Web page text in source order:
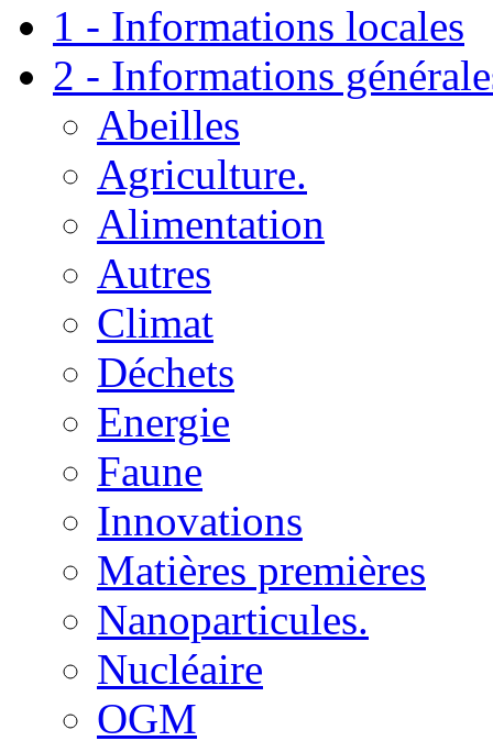
1 - Informations locales
2 - Informations
Abeilles
Agriculture.
Alimentation
Autres
Climat
Déchets
Energie
Faune
Innovations
Matières premières
Nanoparticules.
Nucléaire
OGM